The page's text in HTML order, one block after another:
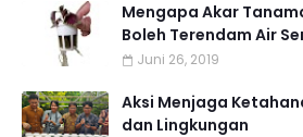
Mengapa Akar
Boleh Terendam Air
Juni 26, 2019
Aksi Menjaga
dan Lingkungan